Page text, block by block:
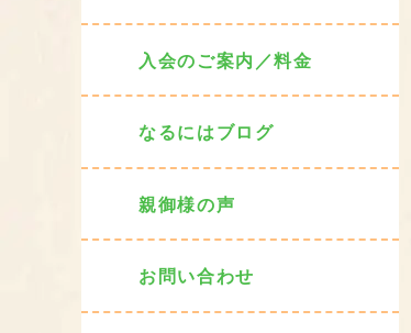
入会のご案内／料金
なるにはブログ
親御様の声
お問い合わせ